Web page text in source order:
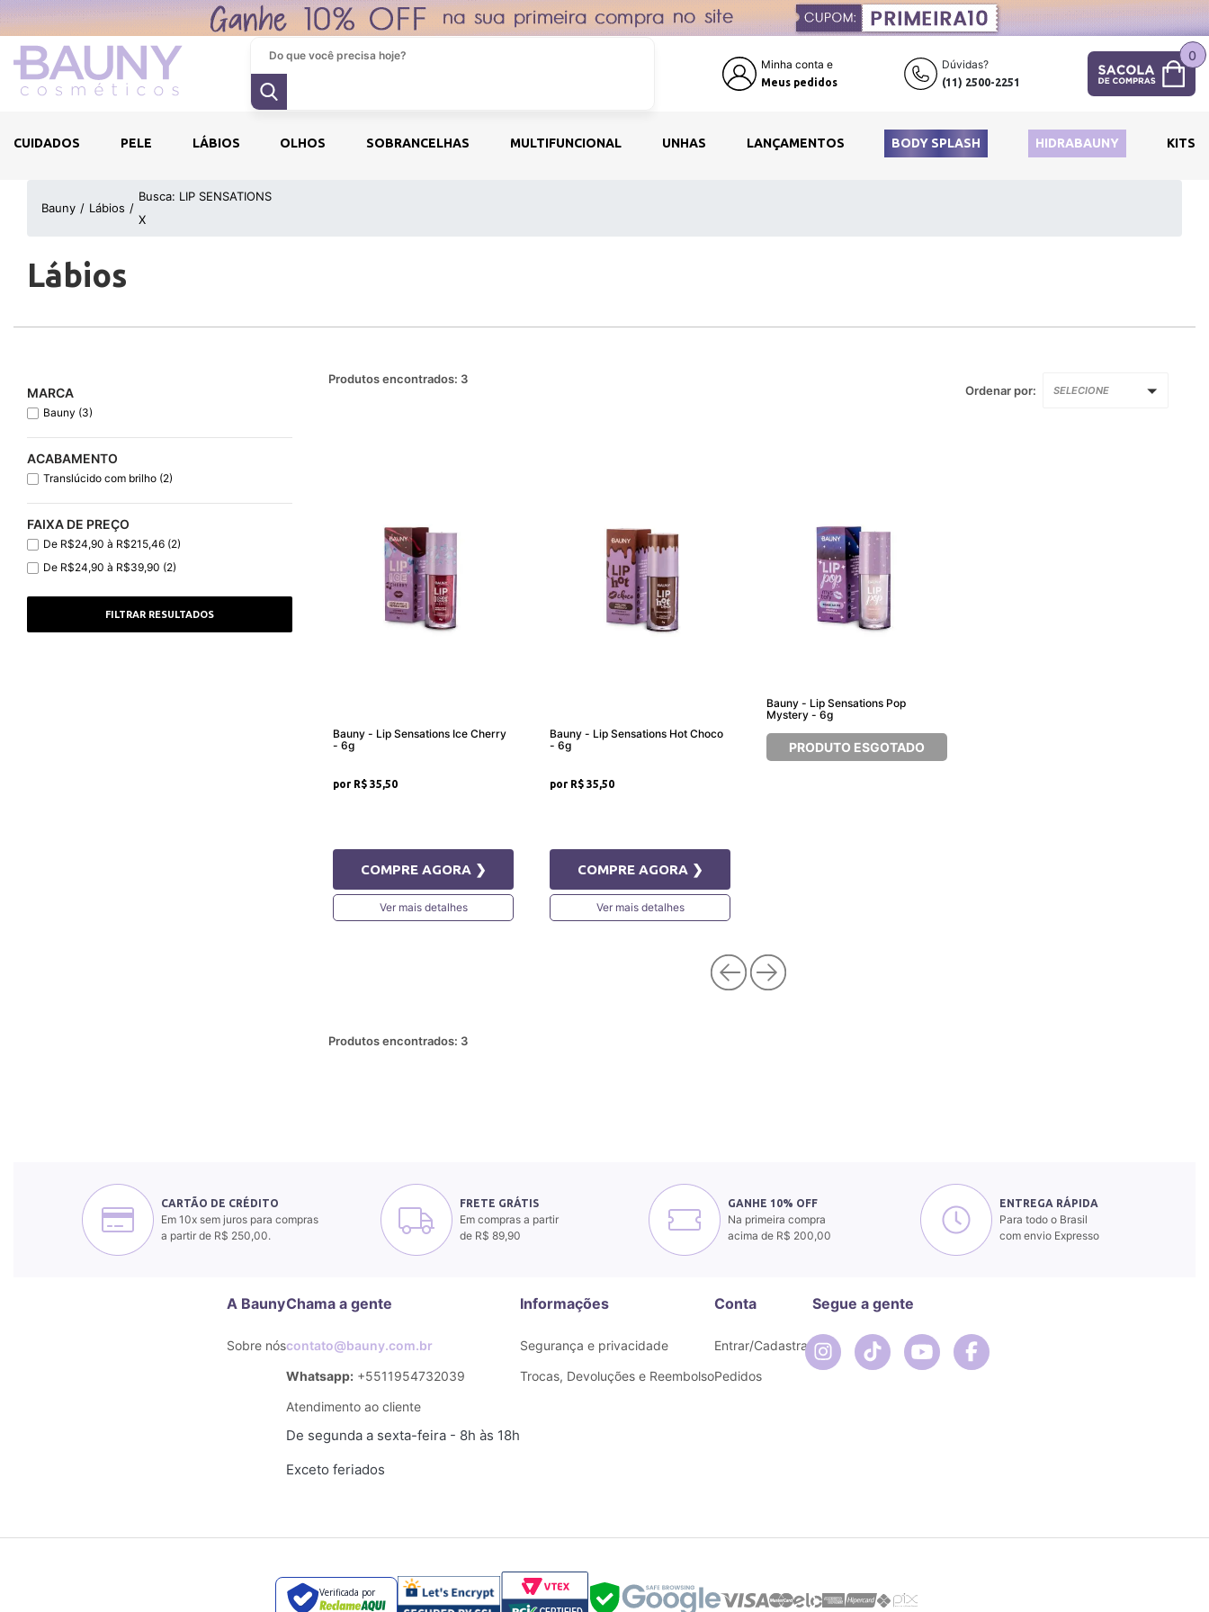
Minha conta e
Meus pedidos
Dúvidas?
(11) 2500-2251
0
CUIDADOS PELE LÁBIOS OLHOS SOBRANCELHAS MULTIFUNCIONAL UNHAS LANÇAMENTOS BODY SPLASH HIDRABAUNY KITS
Bauny Lábios
Busca: LIP SENSATIONS
X
Lábios
MARCA
Bauny (3)
ACABAMENTO
Translúcido com brilho (2)
FAIXA DE PREÇO
De R$24,90 à R$215,46 (2)
De R$24,90 à R$39,90 (2)
Produtos encontrados: 3
Ordenar por:
SELECIONE
Bauny - Lip Sensations Ice Cherry
- 6g
R$ 35,50
COMPRE AGORA ❯
Ver mais detalhes
Bauny - Lip Sensations Hot Choco
- 6g
R$ 35,50
COMPRE AGORA ❯
Ver mais detalhes
Bauny - Lip Sensations Pop
Mystery - 6g
PRODUTO ESGOTADO
Produtos encontrados: 3
CARTÃO DE CRÉDITO
Em 10x sem juros para compras
a partir de R$ 250,00.
FRETE GRÁTIS
Em compras a partir
de R$ 89,90
GANHE 10% OFF
Na primeira compra
acima de R$ 200,00
ENTREGA RÁPIDA
Para todo o Brasil
com envio Expresso
A Bauny
Sobre nós
Chama a gente
contato@bauny.com.br
Whatsapp:+5511954732039
Atendimento ao cliente
De segunda a sexta-feira - 8h às 18h
Exceto feriados
Informações
Segurança e privacidade
Trocas, Devoluções e Reembolso
Conta
Entrar/Cadastrar
Pedidos
Segue a gente
Verificada por